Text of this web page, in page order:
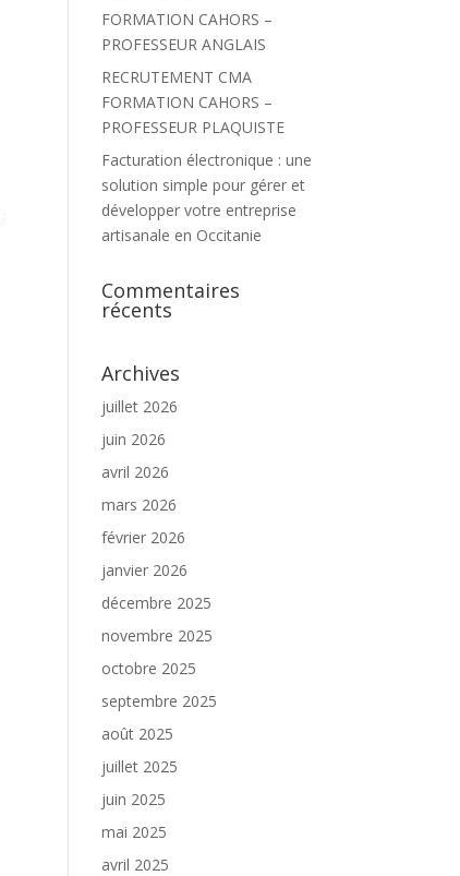
FORMATION CAHORS –
PROFESSEUR ANGLAIS
RECRUTEMENT CMA
FORMATION CAHORS –
PROFESSEUR PLAQUISTE
Facturation électronique : une
solution simple pour gérer et
développer votre entreprise
artisanale en Occitanie
Commentaires
récents
Archives
juillet 2026
juin 2026
avril 2026
mars 2026
février 2026
janvier 2026
décembre 2025
novembre 2025
octobre 2025
septembre 2025
août 2025
juillet 2025
juin 2025
mai 2025
avril 2025